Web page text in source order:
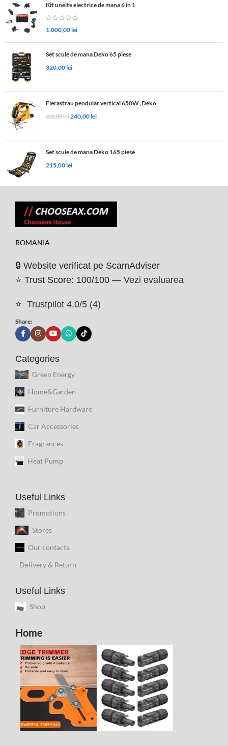
Kit unelte electrice de mana 6 in 1
1.000,00lei
Set scule de mana Deko 65 piese
320,00lei
Fierastrau pendular vertical 650W ,Deko
320,00lei 240,00lei
Set scule de mana Deko 165 piese
215,00lei
ROMANIA
🔒 Website verificat pe ScamAdviser
⭐ Trust Score: 100/100 — Vezi evaluarea
⭐ Trustpilot 4.0/5 (4)
Share:
Categories
Green Energy
Home&Garden
Furniture Hardware
Car Accessories
Fragrances
Heat Pump
Useful Links
Promotions
Stores
Our contacts
Delivery & Return
Useful Links
Shop
Home